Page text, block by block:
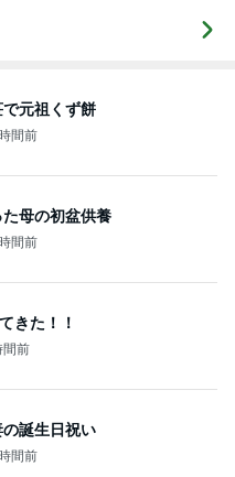
元祖くず餅
間前
母の初盆供養
間前
きた！！
間前
誕生日祝い
間前